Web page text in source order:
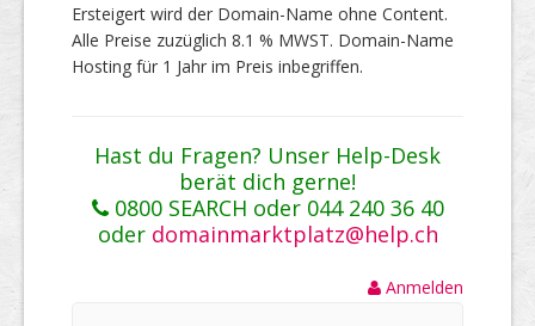
Ersteigert wird der Domain-Name ohne Content.
Alle Preise zuzüglich 8.1 % MWST. Domain-Name
Hosting für 1 Jahr im Preis inbegriffen.
Hast du Fragen? Unser Help-Desk
berät dich gerne!
0800 SEARCH oder 044 240 36 40
oder domainmarktplatz@help.ch
Anmelden